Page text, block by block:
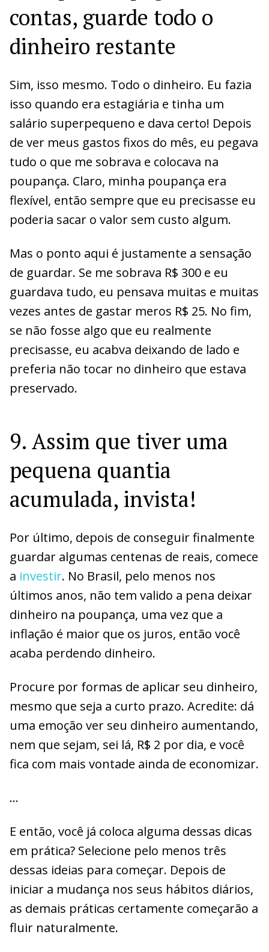
contas, guarde todo o
dinheiro restante
Sim, isso mesmo. Todo o dinheiro. Eu fazia
isso quando era estagiária e tinha um
salário superpequeno e dava certo! Depois
de ver meus gastos fixos do mês, eu pegava
tudo o que me sobrava e colocava na
poupança. Claro, minha poupança era
flexível, então sempre que eu precisasse eu
poderia sacar o valor sem custo algum.
Mas o ponto aqui é justamente a sensação
de guardar. Se me sobrava R$ 300 e eu
guardava tudo, eu pensava muitas e muitas
vezes antes de gastar meros R$ 25. No fim,
se não fosse algo que eu realmente
precisasse, eu acabva deixando de lado e
preferia não tocar no dinheiro que estava
preservado.
9. Assim que tiver uma
pequena quantia
acumulada, invista!
Por último, depois de conseguir finalmente
guardar algumas centenas de reais, comece
a investir. No Brasil, pelo menos nos
últimos anos, não tem valido a pena deixar
dinheiro na poupança, uma vez que a
inflação é maior que os juros, então você
acaba perdendo dinheiro.
Procure por formas de aplicar seu dinheiro,
mesmo que seja a curto prazo. Acredite: dá
uma emoção ver seu dinheiro aumentando,
nem que sejam, sei lá, R$ 2 por dia, e você
fica com mais vontade ainda de economizar.
…
E então, você já coloca alguma dessas dicas
em prática? Selecione pelo menos três
dessas ideias para começar. Depois de
iniciar a mudança nos seus hábitos diários,
as demais práticas certamente começarão a
fluir naturalmente.